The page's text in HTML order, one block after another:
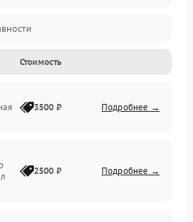
проблемы
Стоимость
3500 ₽ Подробнее →
2500 ₽ Подробнее →